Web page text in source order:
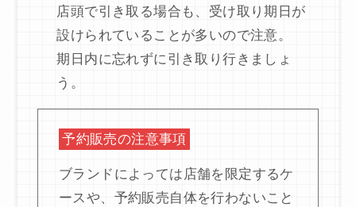
店頭で引き取る場合も、受け取り期日が
設けられていることが多いので注意。
期日内に忘れずに引き取り行きましょ
う。
予約販売の注意事項
ブランドによっては店舗を限定するケ
ースや、予約販売自体を行わないこと